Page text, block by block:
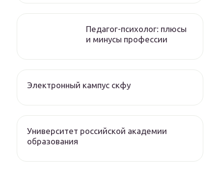
Педагог-психолог: плюсы
и минусы профессии
Электронный кампус скфу
Университет российской академии
образования